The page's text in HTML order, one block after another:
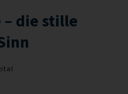
– die stille